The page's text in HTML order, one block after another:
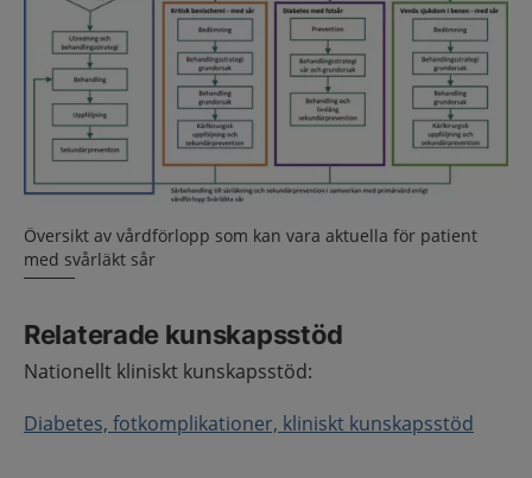
Översikt av vårdförlopp som kan vara aktuella för patient
med svårläkt sår
Relaterade kunskapsstöd
Nationellt kliniskt kunskapsstöd:
Diabetes, fotkomplikationer, kliniskt kunskapsstöd